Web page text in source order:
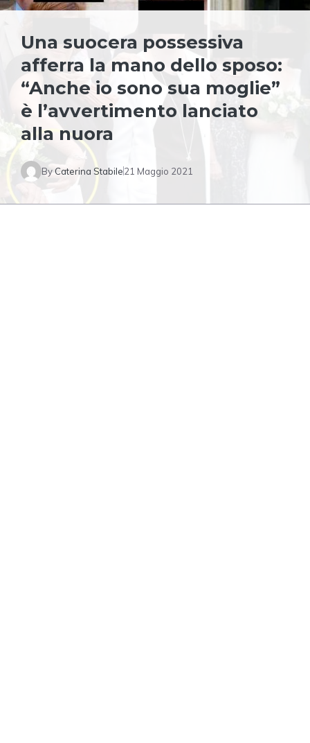
Una suocera possessiva
afferra la mano dello sposo:
“Anche io sono sua moglie”
è l’avvertimento lanciato
alla nuora
ByCaterina Stabile21 Maggio 2021